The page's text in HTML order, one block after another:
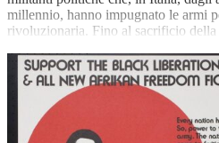
millennio, hanno impugnato le armi
rivoluzionaria. Fino al sacrificio